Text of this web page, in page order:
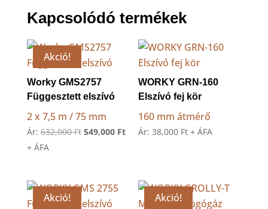
Kapcsolódó termékek
Akció!
Worky GMS2757
Függesztett elszívó
2 x 7,5 m / 75 mm
Ár: 632,000Ft Original
549,000 FtCurrent
549,000 Ft.
+ ÁFA
WORKY GRN-160
Elszívó fej kör
160 mm átmérő
Ár:38,000 Ft + ÁFA
Akció! Akció!